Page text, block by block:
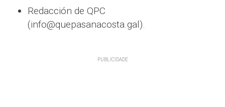
Redacción de QPC
(info@quepasanacosta.gal).